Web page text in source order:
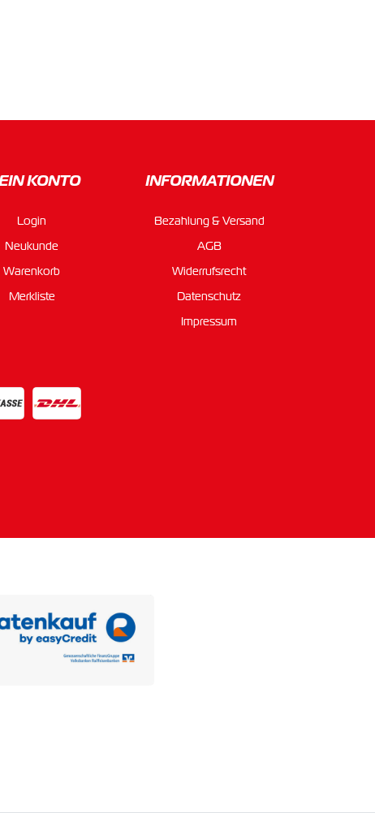
KONTO
Login
Neukunde
Warenkorb
Merkliste
INFORMATIONEN
Bezahlung & Versand
AGB
Widerrufsrecht
Datenschutz
Impressum